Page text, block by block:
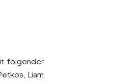
folgender
Liam